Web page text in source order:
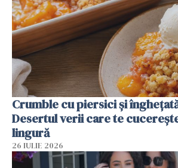
Crumble cu piersici și
Desertul verii care te
lingură
26 IULIE 2026